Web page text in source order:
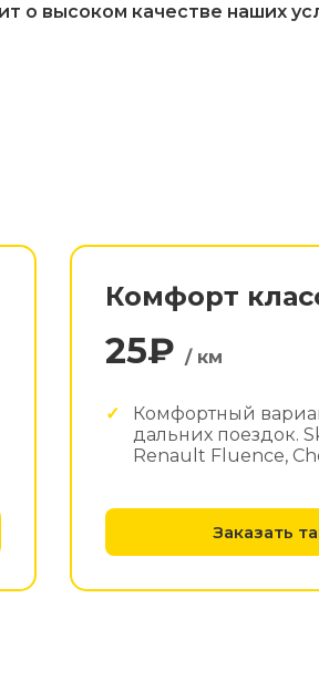
о высоком качестве наших
Комфорт
25₽ / км
Комфортный
дальних поездок.
Renault Fluence,
Заказать